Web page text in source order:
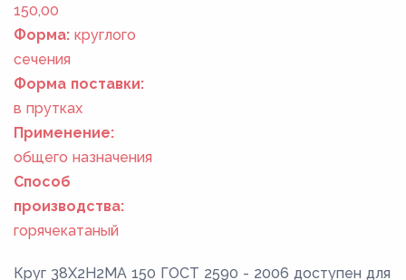
150,00
Форма: круглого
сечения
Форма поставки:
в прутках
Применение:
общего назначения
Способ
производства:
горячекатаный
Круг 38Х2Н2МА 150 ГОСТ 2590 - 2006 доступен для